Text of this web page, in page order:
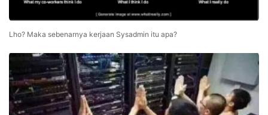
Lho? Maka sebenarnya kerjaan Sysadmin itu apa?